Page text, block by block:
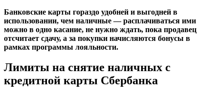
Банковские карты гораздо удобней и выгодней в
использовании, чем наличные — расплачиваться ими
можно в одно касание, не нужно ждать, пока продавец
отсчитает сдачу, а за покупки начисляются бонусы в
рамках программы лояльности.
Лимиты на снятие наличных с
кредитной карты Сбербанка